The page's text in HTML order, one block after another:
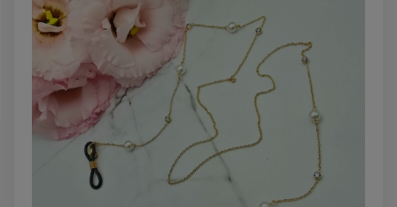
DO KOSZYKA